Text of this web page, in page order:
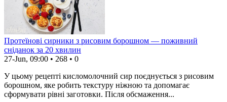
Протеїнові сирники з рисовим борошном — поживний
сніданок за 20 хвилин
27-Jun, 09:00 • 268 • 0
У цьому рецепті кисломолочний сир поєднується з рисовим
борошном, яке робить текстуру ніжною та допомагає
сформувати рівні заготовки. Після обсмаження...